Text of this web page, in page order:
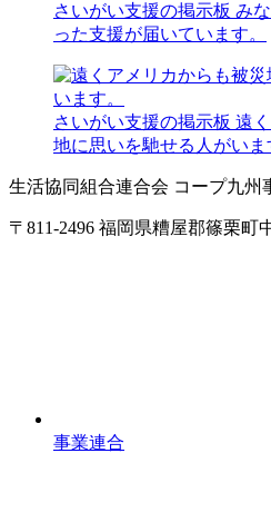
さいがい支援の掲示板 み
った支援が届いています。
さいがい支援の掲示板 遠
地に思いを馳せる人がいま
生活協同組合連合会 コープ九州
〒811-2496 福岡県糟屋郡篠栗町
事業連合